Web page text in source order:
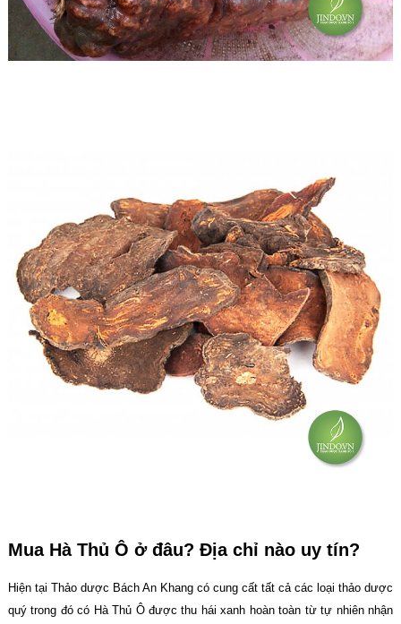
Mua Hà Thủ Ô ở đâu? Địa chỉ nào uy tín?
Hiện tại Thảo dược Bách An Khang có cung cất tất cả các loại thảo dược
quý trong đó có Hà Thủ Ô được thu hái xanh hoàn toàn từ tự nhiên nhận